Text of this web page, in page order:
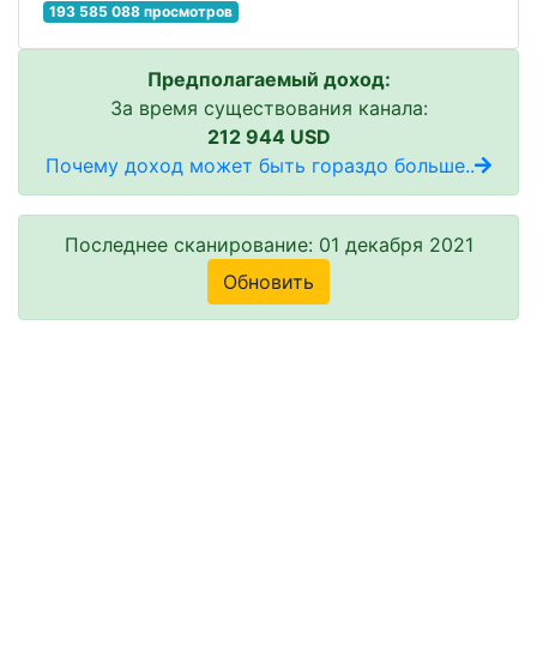
193 585 088 просмотров
Предполагаемый доход:
За время существования канала:
212 944 USD
Почему доход может быть гораздо больше..
Последнее сканирование: 01 декабря 2021
Обновить